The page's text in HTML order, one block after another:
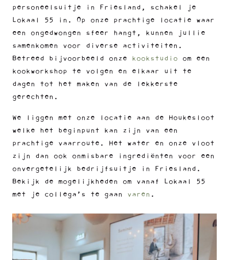
personeelsuitje in Friesland, schakel je
Lokaal 55 in. Op onze prachtige locatie waar
een ongedwongen sfeer hangt, kunnen jullie
samenkomen voor diverse activiteiten.
Betreed bijvoorbeeld onze
kookstudio om een
kookworkshop te volgen en elkaar uit te
dagen tot het maken van de lekkerste
gerechten.
We liggen met onze locatie aan de Houkesloot
welke het beginpunt kan zijn van een
prachtige vaarroute. Het water en onze vloot
zijn dan ook onmisbare ingrediënten voor een
onvergetelijk bedrijfsuitje in Friesland.
Bekijk de mogelijkheden om vanaf Lokaal 55
met je collega’s te gaan
varen .